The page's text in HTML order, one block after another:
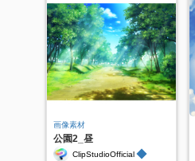
画像素材
公園2_昼
ClipStudioOfficial ◆